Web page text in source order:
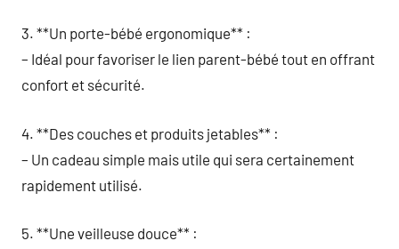
3. **Un porte-bébé ergonomique** :
– Idéal pour favoriser le lien parent-bébé tout en offrant
confort et sécurité.
4. **Des couches et produits jetables** :
– Un cadeau simple mais utile qui sera certainement
rapidement utilisé.
5. **Une veilleuse douce** :